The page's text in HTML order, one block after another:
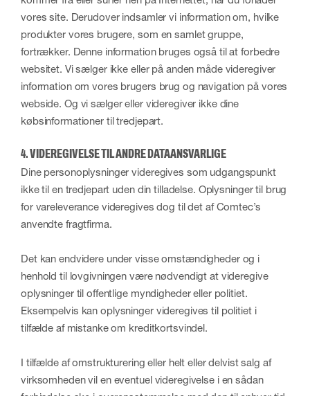
vores site. Derudover indsamler vi information om, hvilke
produkter vores brugere, som en samlet gruppe,
fortrækker. Denne information bruges også til at forbedre
websitet. Vi sælger ikke eller på anden måde videregiver
information om vores brugers brug og navigation på vores
webside. Og vi sælger eller videregiver ikke dine
købsinformationer til tredjepart.
4. VIDEREGIVELSE TIL ANDRE DATAANSVARLIGE
Dine personoplysninger videregives som udgangspunkt
ikke til en tredjepart uden din tilladelse. Oplysninger til brug
for vareleverance videregives dog til det af Comtec’s
anvendte fragtfirma.
Det kan endvidere under visse omstændigheder og i
henhold til lovgivningen være nødvendigt at videregive
oplysninger til offentlige myndigheder eller politiet.
Eksempelvis kan oplysninger videregives til politiet i
tilfælde af mistanke om kreditkortsvindel.
I tilfælde af omstrukturering eller helt eller delvist salg af
virksomheden vil en eventuel videregivelse i en sådan